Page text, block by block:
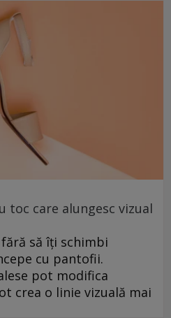
toc care alungesc vizual
să îți schimbi
cu pantofii.
pot modifica
crea o linie vizuală mai